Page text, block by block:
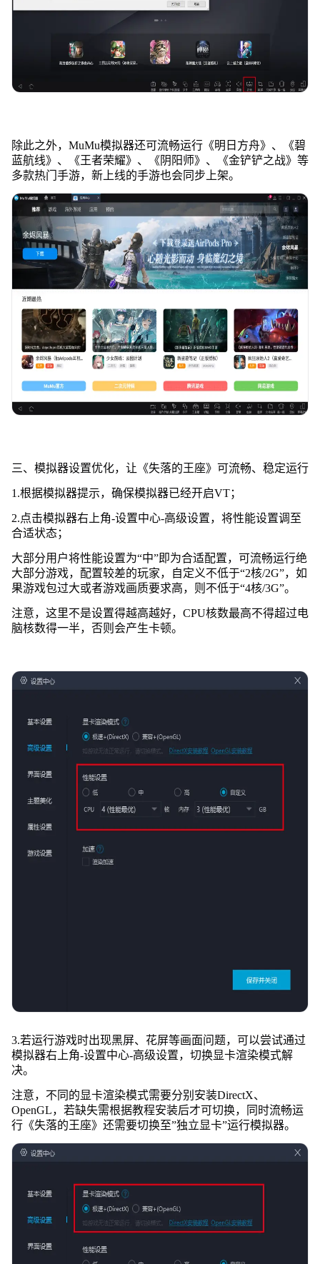
除此之外，MuMu模拟器还可流畅运行《明日方舟》、《碧
蓝航线》、《王者荣耀》、《阴阳师》、《金铲铲之战》等
多款热门手游，新上线的手游也会同步上架。
三、模拟器设置优化，让《失落的王座》可流畅、稳定运行
1.根据模拟器提示，确保模拟器已经开启VT；
2.点击模拟器右上角-设置中心-高级设置，将性能设置调至
合适状态；
大部分用户将性能设置为“中”即为合适配置，可流畅运行绝
大部分游戏，配置较差的玩家，自定义不低于“2核/2G”，如
果游戏包过大或者游戏画质要求高，则不低于“4核/3G”。
注意，这里不是设置得越高越好，CPU核数最高不得超过电
脑核数得一半，否则会产生卡顿。
3.若运行游戏时出现黑屏、花屏等画面问题，可以尝试通过
模拟器右上角-设置中心-高级设置，切换显卡渲染模式解
决。
注意，不同的显卡渲染模式需要分别安装DirectX、
OpenGL，若缺失需根据教程安装后才可切换，同时流畅运
行《失落的王座》还需要切换至”独立显卡”运行模拟器。